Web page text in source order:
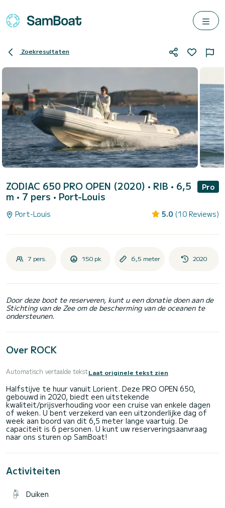
Zoekresultaten
ZODIAC 650 PRO OPEN (2020) • RIB • 6,5
m • 7 pers • Port-Louis
Pro
Port-Louis 5.0 (10 Reviews)
7 pers. 150 pk 6,5 meter 2020
Door deze boot te reserveren, kunt u een donatie doen aan de
Stichting van de Zee om de bescherming van de oceanen te
ondersteunen.
Over ROCK
Automatisch vertaalde tekstLaat originele tekst zien
Halfstijve te huur vanuit Lorient. Deze PRO OPEN 650,
gebouwd in 2020, biedt een uitstekende
kwaliteit/prijsverhouding voor een cruise van enkele dagen
of weken. U bent verzekerd van een uitzonderlijke dag of
week aan boord van dit 6,5 meter lange vaartuig. De
capaciteit is 6 personen. U kunt uw reserveringsaanvraag
Activiteiten
Duiken